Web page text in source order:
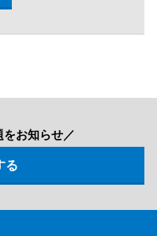
をお知らせ／